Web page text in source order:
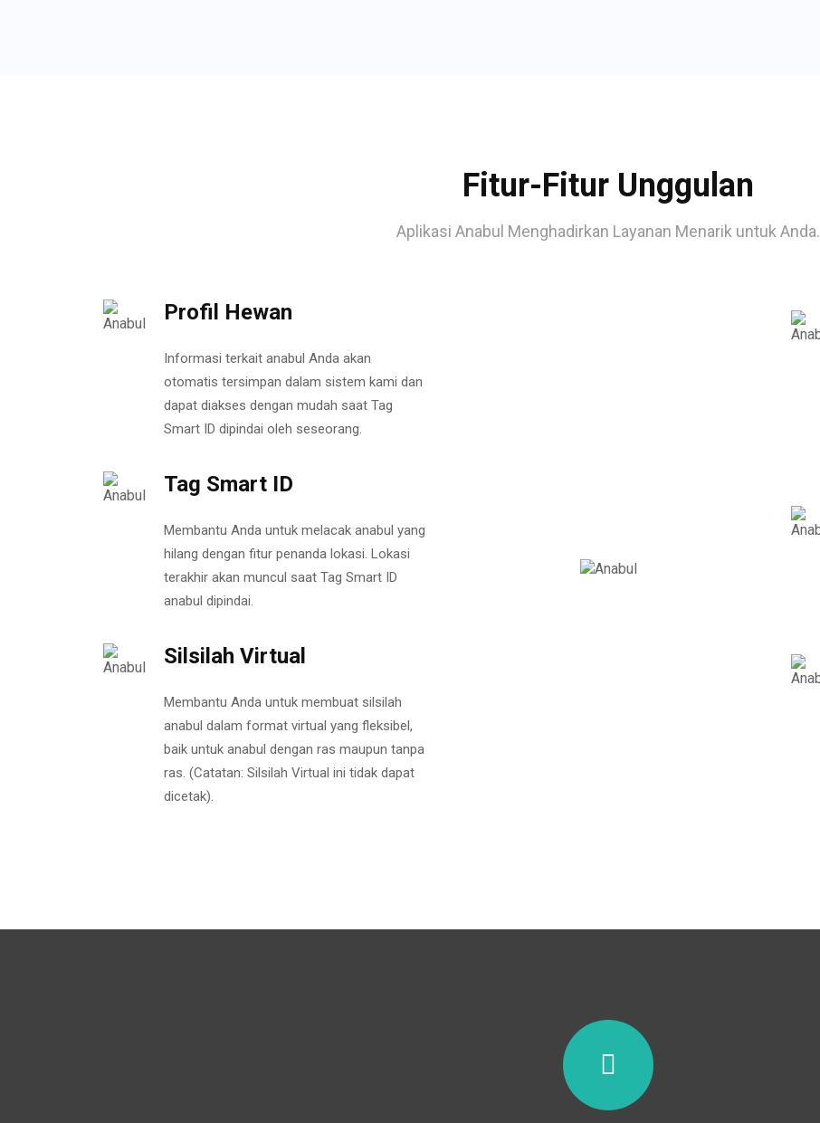
Fitur-Fitur Unggulan
Aplikasi Anabul Menghadirkan Layanan Menarik untuk Anda.
Profil Hewan
Informasi terkait anabul Anda akan
otomatis tersimpan dalam sistem kami dan
dapat diakses dengan mudah saat Tag
Smart ID dipindai oleh seseorang.
Tag Smart ID
Membantu Anda untuk melacak anabul yang
hilang dengan fitur penanda lokasi. Lokasi
terakhir akan muncul saat Tag Smart ID
anabul dipindai.
Silsilah Virtual
Membantu Anda untuk membuat silsilah
anabul dalam format virtual yang fleksibel,
baik untuk anabul dengan ras maupun tanpa
ras. (Catatan: Silsilah Virtual ini tidak dapat
dicetak).